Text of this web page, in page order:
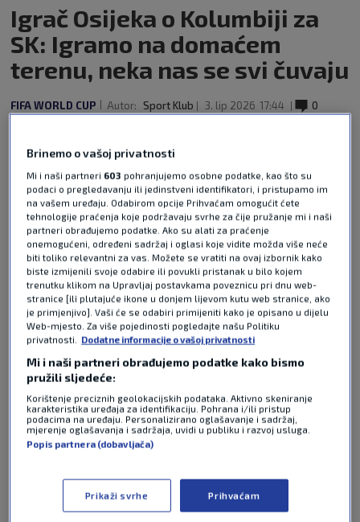
Igrač Osijeka o Kolumbiji za
SK: Igramo na domaćem
terenu, neka nas se svi čuvaju
FIFA WORLD CUP Autor: Sport Klub 3. lip 2026 17:44
0
Hrvatska reprezentacija u lovu je na novo čudo, na
treću uzastopnu medalju sa svjetskih prvenstava.
Naš Denis Draganović u Mundijal Specijalu
razgovarao je s 48 gostiju koji su predstavili sve
reprezentacije koje će se natjecati ove godine na
SP-u u Kanadi, Meksiku i SAD-u. O Kolumbiji nam
je pričao igrač iz SNHL-a Pročitaj više
Pošalji odgovor
Brinemo o vašoj privatnosti
Mi i naši partneri 603 pohranjujemo osobne podatke, kao što su
podaci o pregledavanju ili jedinstveni identifikatori, i pristupamo im
na vašem uređaju. Odabirom opcije Prihvaćam omogućit ćete
tehnologije praćenja koje podržavaju svrhe za čije pružanje mi i naši
partneri obrađujemo podatke. Ako su alati za praćenje
onemogućeni, određeni sadržaj i oglasi koje vidite možda više neće
biti toliko relevantni za vas. Možete se vratiti na ovaj izbornik kako
biste izmijenili svoje odabire ili povukli pristanak u bilo kojem
trenutku klikom na Upravljaj postavkama poveznicu pri dnu web-
stranice [ili plutajuće ikone u donjem lijevom kutu web stranice, ako
je primjenjivo]. Vaši će se odabiri primijeniti kako je opisano u dijelu
Web-mjesto. Za više pojedinosti pogledajte našu Politiku
privatnosti. Dodatne informacije o vašoj privatnosti
Mi i naši partneri obrađujemo podatke kako bismo
pružili sljedeće:
Korištenje preciznih geolokacijskih podataka. Aktivno skeniranje
karakteristika uređaja za identifikaciju. Pohrana i/ili pristup
podacima na uređaju. Personalizirano oglašavanje i sadržaj,
mjerenje oglašavanja i sadržaja, uvidi u publiku i razvoj usluga.
Popis partnera (dobavljača)
Prikaži svrhe Prihvaćam